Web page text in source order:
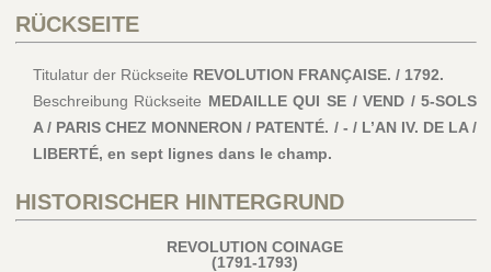
RÜCKSEITE
Titulatur der Rückseite REVOLUTION FRANÇAISE. / 1792.
Beschreibung Rückseite MEDAILLE QUI SE / VEND / 5-SOLS
A / PARIS CHEZ MONNERON / PATENTÉ. / - / L’AN IV. DE LA /
LIBERTÉ, en sept lignes dans le champ.
HISTORISCHER HINTERGRUND
REVOLUTION COINAGE
(1791-1793)